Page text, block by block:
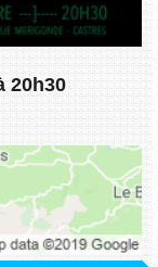
20h30